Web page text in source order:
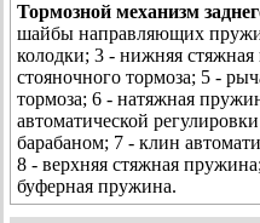
Тормозной механизм
шайбы направляющих
колодки; 3 - нижняя
стояночного тормоза; 5 -
тормоза; 6 - натяжная
автоматической
барабаном; 7 - клин
8 - верхняя стяжная
буферная пружина.